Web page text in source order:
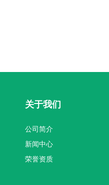
关于我们
公司简介
新闻中心
荣誉资质